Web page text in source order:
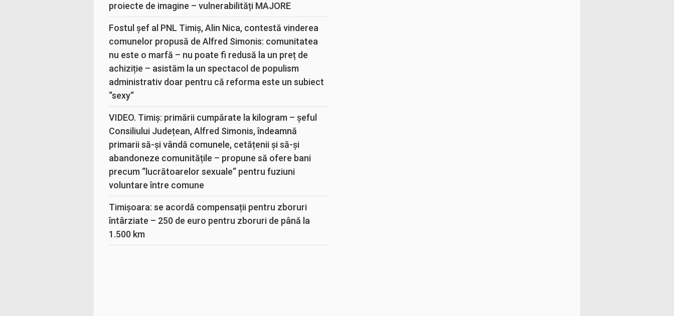
proiecte de imagine – vulnerabilități MAJORE
Fostul șef al PNL Timiș, Alin Nica, contestă vinderea
comunelor propusă de Alfred Simonis: comunitatea
nu este o marfă – nu poate fi redusă la un preț de
achiziție – asistăm la un spectacol de populism
administrativ doar pentru că reforma este un subiect
“sexy“
VIDEO. Timiș: primării cumpărate la kilogram – șeful
Consiliului Județean, Alfred Simonis, îndeamnă
primarii să-și vândă comunele, cetățenii și să-și
abandoneze comunitățile – propune să ofere bani
precum “lucrătoarelor sexuale“ pentru fuziuni
voluntare între comune
Timișoara: se acordă compensații pentru zboruri
întârziate – 250 de euro pentru zboruri de până la
1.500 km